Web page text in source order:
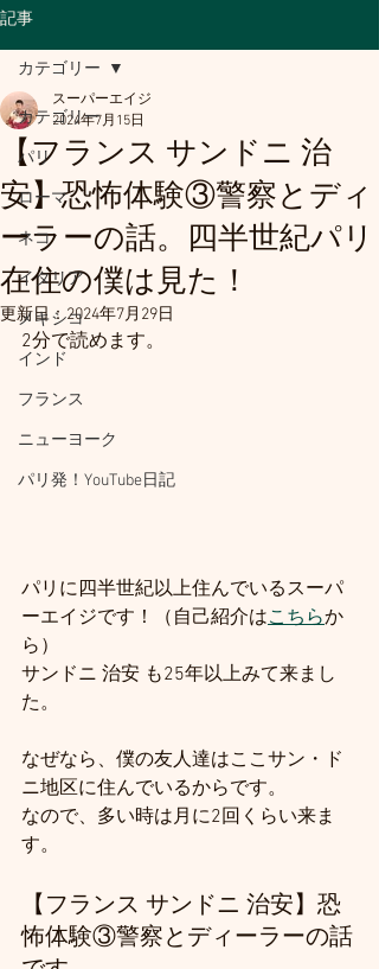
記事
カテゴリー
パリ
ローマ
ネコ
イタリア
メキシコ
インド
フランス
ニューヨーク
パリ発！YouTube日記
カテゴリー
【フランス サンドニ 治
安】恐怖体験③警察とディ
ーラーの話。四半世紀パリ
在住の僕は見た！
スーパーエイジ
2024年7月15日
更新日：2024年7月29日
2分で読めます。
パリに四半世紀以上住んでいるスーパ
ーエイジです！（自己紹介はこちらか
ら）
サンドニ 治安 も25年以上みて来まし
た。
なぜなら、僕の友人達はここサン・ド
ニ地区に住んでいるからです。
なので、多い時は月に2回くらい来ま
す。
【フランス サンドニ 治安】恐
怖体験③警察とディーラーの話